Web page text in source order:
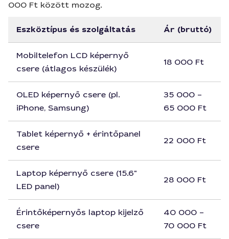
000 Ft között mozog.
Eszköztípus és szolgáltatás Ár (bruttó)
Mobiltelefon LCD képernyő
csere (átlagos készülék)
18 000 Ft
OLED képernyő csere (pl.
iPhone, Samsung)
35 000 –
65 000 Ft
Tablet képernyő + érintőpanel
csere
22 000 Ft
Laptop képernyő csere (15.6"
LED panel)
28 000 Ft
Érintőképernyős laptop kijelző
csere
40 000 –
70 000 Ft